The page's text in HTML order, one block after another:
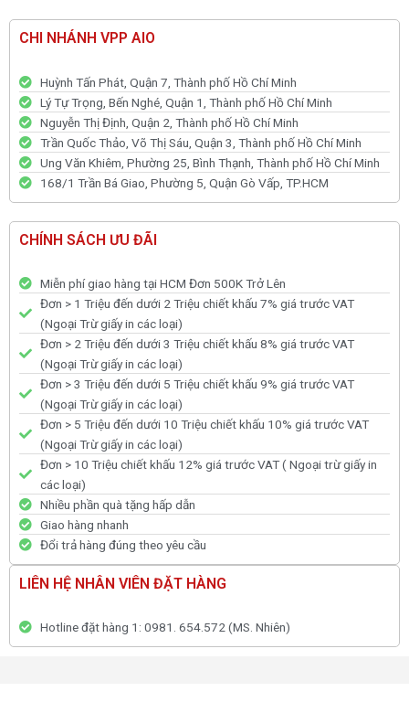
CHI NHÁNH VPP AIO
Huỳnh Tấn Phát, Quận 7, Thành phố Hồ Chí Minh
Lý Tự Trọng, Bến Nghé, Quận 1, Thành phố Hồ Chí Minh
Nguyễn Thị Định, Quận 2, Thành phố Hồ Chí Minh
Trần Quốc Thảo, Võ Thị Sáu, Quận 3, Thành phố Hồ Chí Minh
Ung Văn Khiêm, Phường 25, Bình Thạnh, Thành phố Hồ Chí Minh
168/1 Trần Bá Giao, Phường 5, Quận Gò Vấp, TP.HCM
CHÍNH SÁCH ƯU ĐÃI
Miễn phí giao hàng tại HCM Đơn 500K Trở Lên
Đơn > 1 Triệu đến dưới 2 Triệu chiết khấu 7% giá trước VAT
(Ngoại Trừ giấy in các loại)
Đơn > 2 Triệu đến dưới 3 Triệu chiết khấu 8% giá trước VAT
(Ngoại Trừ giấy in các loại)
Đơn > 3 Triệu đến dưới 5 Triệu chiết khấu 9% giá trước VAT
(Ngoại Trừ giấy in các loại)
Đơn > 5 Triệu đến dưới 10 Triệu chiết khấu 10% giá trước VAT
(Ngoại Trừ giấy in các loại)
Đơn > 10 Triệu chiết khấu 12% giá trước VAT ( Ngoại trừ giấy in
các loại)
Nhiều phần quà tặng hấp dẫn
Giao hàng nhanh
Đổi trả hàng đúng theo yêu cầu
LIÊN HỆ NHÂN VIÊN ĐẶT HÀNG
Hotline đặt hàng 1: 0981. 654.572 (MS. Nhiên)